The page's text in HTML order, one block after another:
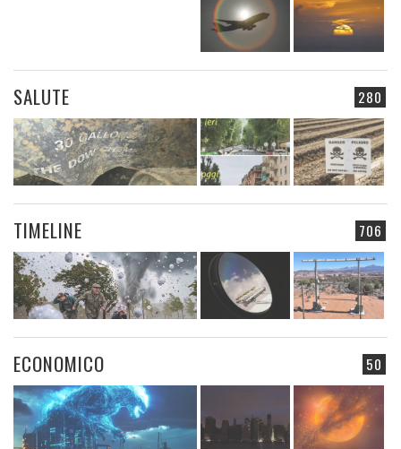
280
SALUTE
706
TIMELINE
50
ECONOMICO